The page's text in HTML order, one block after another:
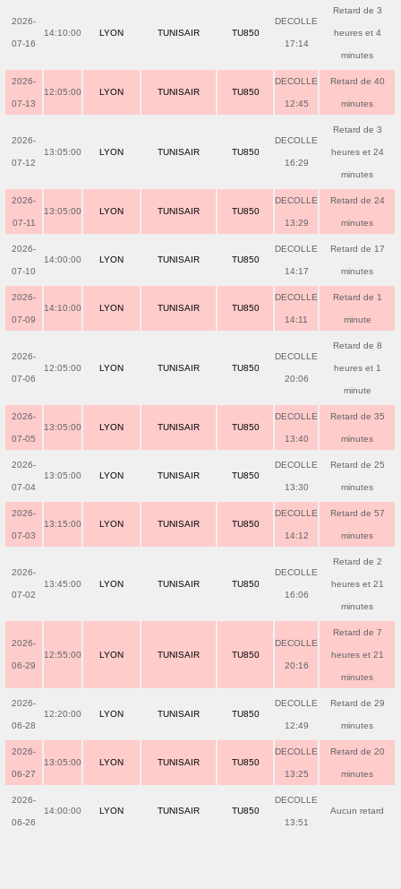
2026-
07-16
14:10:00 LYON TUNISAIR TU850
DECOLLE
17:14
Retard de 3
heures et 4
minutes
2026-
07-13
12:05:00 LYON TUNISAIR TU850
DECOLLE
12:45
Retard de 40
minutes
2026-
07-12
13:05:00 LYON TUNISAIR TU850
DECOLLE
16:29
Retard de 3
heures et 24
minutes
2026-
07-11
13:05:00 LYON TUNISAIR TU850
DECOLLE
13:29
Retard de 24
minutes
2026-
07-10
14:00:00 LYON TUNISAIR TU850
DECOLLE
14:17
Retard de 17
minutes
2026-
07-09
14:10:00 LYON TUNISAIR TU850
DECOLLE
14:11
Retard de 1
minute
2026-
07-06
12:05:00 LYON TUNISAIR TU850
DECOLLE
20:06
Retard de 8
heures et 1
minute
2026-
07-05
13:05:00 LYON TUNISAIR TU850
DECOLLE
13:40
Retard de 35
minutes
2026-
07-04
13:05:00 LYON TUNISAIR TU850
DECOLLE
13:30
Retard de 25
minutes
2026-
07-03
13:15:00 LYON TUNISAIR TU850
DECOLLE
14:12
Retard de 57
minutes
2026-
07-02
13:45:00 LYON TUNISAIR TU850
DECOLLE
16:06
Retard de 2
heures et 21
minutes
2026-
06-29
12:55:00 LYON TUNISAIR TU850
DECOLLE
20:16
Retard de 7
heures et 21
minutes
2026-
06-28
12:20:00 LYON TUNISAIR TU850
DECOLLE
12:49
Retard de 29
minutes
2026-
06-27
13:05:00 LYON TUNISAIR TU850
DECOLLE
13:25
Retard de 20
minutes
2026-
06-26
14:00:00 LYON TUNISAIR TU850
DECOLLE
13:51
Aucun retard